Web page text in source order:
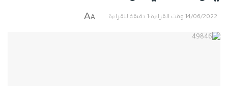
14/06/2022 وقت القراءة:1 دقيقة للقراءة A
A